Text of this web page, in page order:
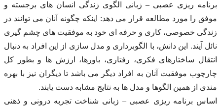
برنامه ریزی عصبی – زبانی الگوی زندگی انسان های برجسته و
موفق را مورد مطالعه قرار می دهد: اینکه چگونه آنان می توانند در
زندگی خصوصی، کاری و حرفه ای خود به موفقیت های چشم گیری
نائل آیند. این دانش، با الگوبرداری و مدل سازی از این افراد به دنبال
انتقال ساختارهای فکری، رفتاری، باورها، ارزش ها و بطور کل
چارچوب موفقیت آنان به افراد دیگر می باشد تا دیگران نیز با بهره
مندی از همین الگوها و مدل ها به نتایج مشابه دست یابند.
اساس برنامه ریزی عصبی – زبانی شناخت تجربه درونی و ذهنی